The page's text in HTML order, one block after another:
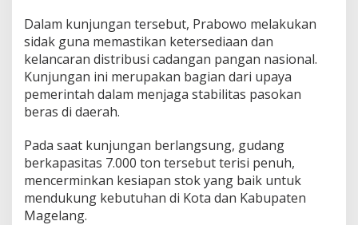
Dalam kunjungan tersebut, Prabowo melakukan
sidak guna memastikan ketersediaan dan
kelancaran distribusi cadangan pangan nasional.
Kunjungan ini merupakan bagian dari upaya
pemerintah dalam menjaga stabilitas pasokan
beras di daerah.
Pada saat kunjungan berlangsung, gudang
berkapasitas 7.000 ton tersebut terisi penuh,
mencerminkan kesiapan stok yang baik untuk
mendukung kebutuhan di Kota dan Kabupaten
Magelang.